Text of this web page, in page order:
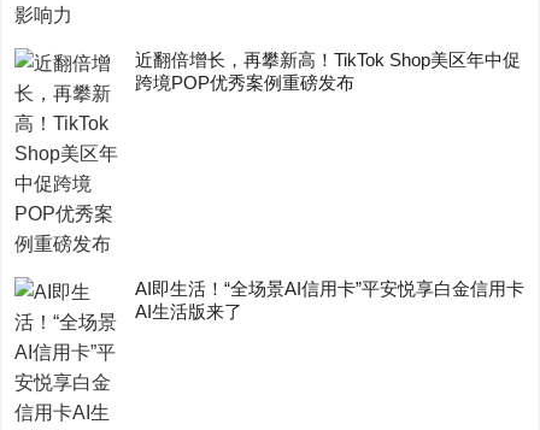
近翻倍增长，再攀新高！TikTok Shop美区年中促
跨境POP优秀案例重磅发布
AI即生活！“全场景AI信用卡”平安悦享白金信用卡
AI生活版来了